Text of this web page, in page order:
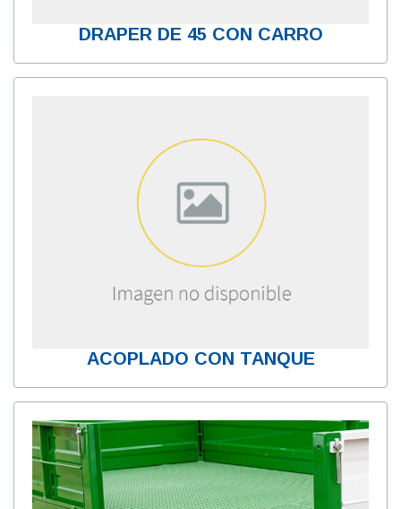
DRAPER DE 45 CON CARRO
ACOPLADO CON TANQUE